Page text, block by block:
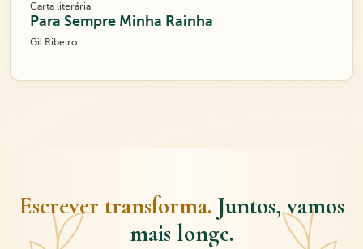
Carta literária
Para Sempre Minha Rainha
Gil Ribeiro
Escrever transforma. Juntos, vamos
mais longe.